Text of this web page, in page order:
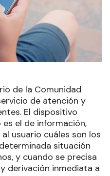
de la Comunidad
de atención y
El dispositivo
el de información,
usuario cuáles son los
situación
y cuando se precisa
derivación inmediata a